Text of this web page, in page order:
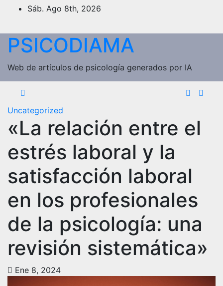
Saltar
Sáb. Ago 8th, 2026
PSICODIAMA
Web de artículos de psicología generados por IA
Uncategorized
«La relación entre el
estrés laboral y la
satisfacción laboral
en los profesionales
de la psicología: una
revisión sistemática»
Ene 8, 2024